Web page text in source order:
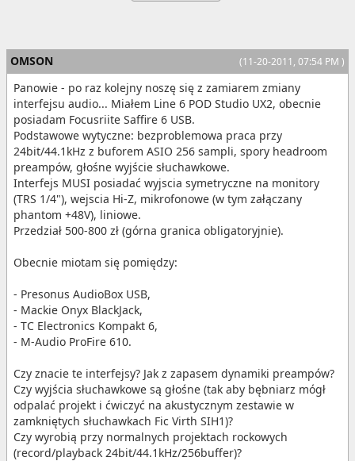
(11-20-2011, 07:54 PM )
OMSON
Panowie - po raz kolejny noszę się z zamiarem zmiany
interfejsu audio... Miałem Line 6 POD Studio UX2, obecnie
posiadam Focusriite Saffire 6 USB.
Podstawowe wytyczne: bezproblemowa praca przy
24bit/44.1kHz z buforem ASIO 256 sampli, spory headroom
preampów, głośne wyjście słuchawkowe.
Interfejs MUSI posiadać wyjscia symetryczne na monitory
(TRS 1/4"), wejscia Hi-Z, mikrofonowe (w tym załączany
phantom +48V), liniowe.
Przedział 500-800 zł (górna granica obligatoryjnie).
Obecnie miotam się pomiędzy:
- Presonus AudioBox USB,
- Mackie Onyx BlackJack,
- TC Electronics Kompakt 6,
- M-Audio ProFire 610.
Czy znacie te interfejsy? Jak z zapasem dynamiki preampów?
Czy wyjścia słuchawkowe są głośne (tak aby bębniarz mógł
odpalać projekt i ćwiczyć na akustycznym zestawie w
zamkniętych słuchawkach Fic Virth SIH1)?
Czy wyrobią przy normalnych projektach rockowych
(record/playback 24bit/44.1kHz/256buffer)?